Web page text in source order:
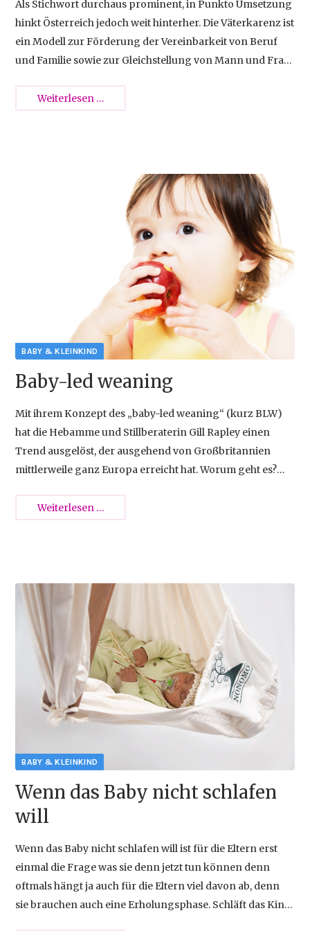
Als Stichwort durchaus prominent, in Punkto Umsetzung
hinkt Österreich jedoch weit hinterher. Die Väterkarenz ist
ein Modell zur Förderung der Vereinbarkeit von Beruf
und Familie sowie zur Gleichstellung von Mann und Frau
auch gesetzlich verankert ist.
Weiterlesen …Väterkarenz
{{empty}}
Baby-led weaning
Mit ihrem Konzept des „baby-led weaning“ (kurz BLW)
hat die Hebamme und Stillberaterin Gill Rapley einen
Trend ausgelöst, der ausgehend von Großbritannien
mittlerweile ganz Europa erreicht hat. Worum geht es?
Eltern vollkommen auf klassische Beikost in Form von
Weiterlesen …Baby-
2012-08-10 15:10
{{empty}}
Wenn das Baby nicht schlafen
will
Wenn das Baby nicht schlafen will ist für die Eltern erst
einmal die Frage was sie denn jetzt tun können denn
oftmals hängt ja auch für die Eltern viel davon ab, denn
sie brauchen auch eine Erholungsphase. Schläft das Kind